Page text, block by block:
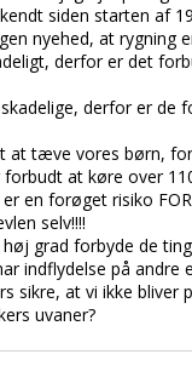
siden starten af
nyehed, at rygning
derfor er det
derfor er de
at tæve vores børn,
forbudt at køre over
en forøget risiko
selv!!!!
høj grad forbyde de
indflydelse på andre
sikre, at vi ikke bliver
uvaner?